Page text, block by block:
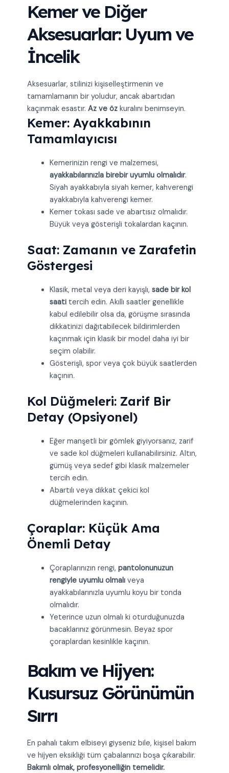
Kemer ve Diğer
Aksesuarlar: Uyum ve
İncelik
Aksesuarlar, stilinizi kişiselleştirmenin ve
tamamlamanın bir yoludur, ancak abartıdan
kaçınmak esastır. Az ve özkuralını benimseyin.
Kemer: Ayakkabının
Tamamlayıcısı
Kemerinizin rengi ve malzemesi,
ayakkabılarınızla birebir uyumlu olmalıdır.
Siyah ayakkabıyla siyah kemer, kahverengi
ayakkabıyla kahverengi kemer.
Kemer tokası sade ve abartısız olmalıdır.
Büyük veya gösterişli tokalardan kaçının.
Saat: Zamanın ve Zarafetin
Göstergesi
Klasik, metal veya deri kayışlı, sade bir kol
saatitercih edin. Akıllı saatler genellikle
kabul edilebilir olsa da, görüşme sırasında
dikkatinizi dağıtabilecek bildirimlerden
kaçınmak için klasik bir model daha iyi bir
seçim olabilir.
Gösterişli, spor veya çok büyük saatlerden
kaçının.
Kol Düğmeleri: Zarif Bir
Detay (Opsiyonel)
Eğer manşetli bir gömlek giyiyorsanız, zarif
ve sade kol düğmeleri kullanabilirsiniz. Altın,
gümüş veya sedef gibi klasik malzemeler
tercih edin.
Abartılı veya dikkat çekici kol
düğmelerinden kaçının.
Çoraplar: Küçük Ama
Önemli Detay
Çoraplarınızın rengi, pantolonunuzun
rengiyle uyumlu olmalıveya
ayakkabılarınızla uyumlu koyu bir tonda
olmalıdır.
Yeterince uzun olmalı ki oturduğunuzda
bacaklarınız görünmesin. Beyaz spor
çoraplardan kesinlikle kaçının.
Bakım ve Hijyen:
Kusursuz Görünümün
Sırrı
En pahalı takım elbiseyi giyseniz bile, kişisel bakım
ve hijyen eksikliği tüm çabalarınızı boşa çıkarabilir.
Bakımlı olmak, profesyonelliğin temelidir.